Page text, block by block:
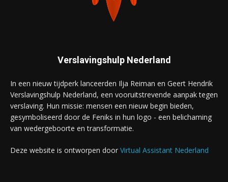
Verslavingshulp Nederland
In een nieuw tijdperk lanceerden Ilja Reiman en Geert Hendrik
Verslavingshulp Nederland, een vooruitstrevende aanpak tegen
verslaving. Hun missie: mensen een nieuw begin bieden,
gesymboliseerd door de Feniks in hun logo - een belichaming
van wedergeboorte en transformatie.
Deze website is ontworpen door Virtual Assistant Nederland